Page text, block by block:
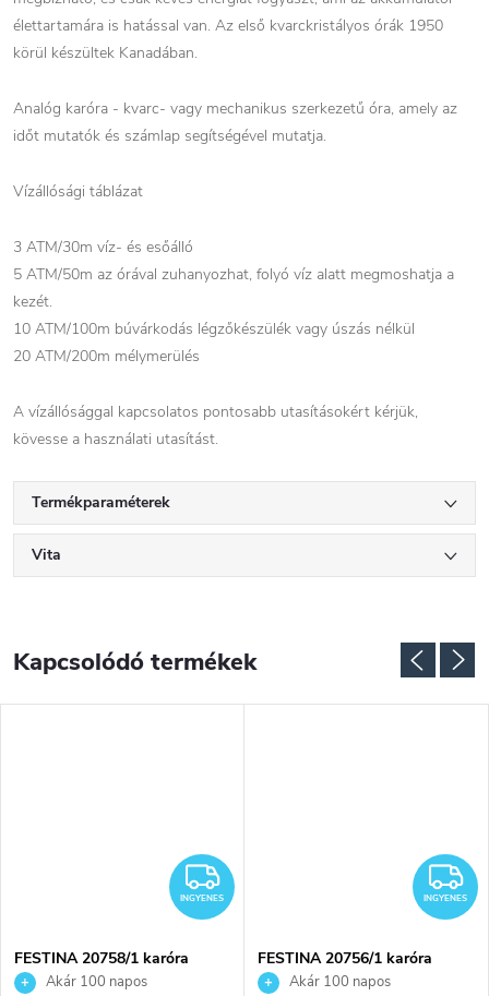
élettartamára is hatással van. Az első kvarckristályos órák 1950
körül készültek Kanadában.
Analóg karóra - kvarc- vagy mechanikus szerkezetű óra, amely az
időt mutatók és számlap segítségével mutatja.
Vízállósági táblázat
3 ATM/30m víz- és esőálló
5 ATM/50m az órával zuhanyozhat, folyó víz alatt megmoshatja a
kezét.
10 ATM/100m búvárkodás légzőkészülék vagy úszás nélkül
20 ATM/200m mélymerülés
A vízállósággal kapcsolatos pontosabb utasításokért kérjük,
kövesse a használati utasítást.
Termékparaméterek
Vita
Kapcsolódó termékek
INGYENES
INGYENES
FESTINA 20758/1 karóra
Akár 100 napos
INGYENES
FESTINA 20756/1 karóra
Akár 100 napos